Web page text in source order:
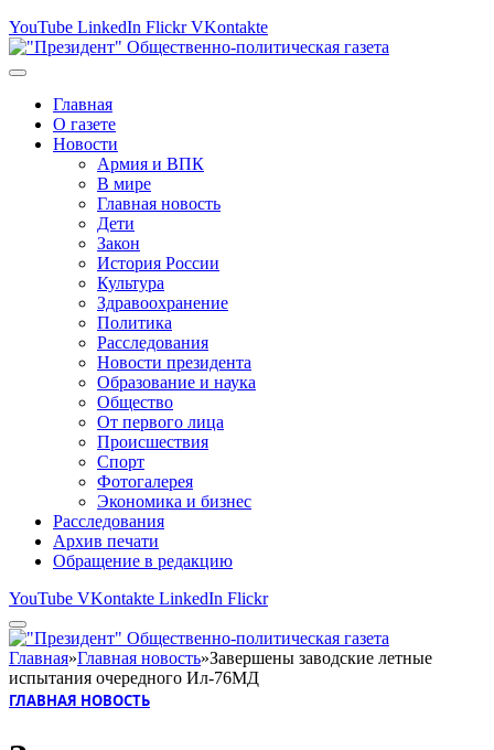
YouTube LinkedIn Flickr VKontakte
Главная
О газете
Новости
Армия и ВПК
В мире
Главная новость
Дети
Закон
История России
Культура
Здравоохранение
Политика
Расследования
Новости президента
Образование и наука
Общество
От первого лица
Происшествия
Спорт
Фотогалерея
Экономика и бизнес
Расследования
Архив печати
Обращение в редакцию
YouTube VKontakte LinkedIn Flickr
Главная»Главная новость»Завершены заводские летные
испытания очередного Ил-76МД
ГЛАВНАЯ НОВОСТЬ